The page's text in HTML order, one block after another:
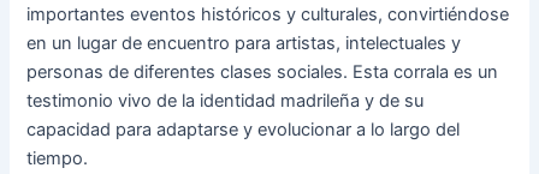
importantes eventos históricos y culturales, convirtiéndose
en un lugar de encuentro para artistas, intelectuales y
personas de diferentes clases sociales. Esta corrala es un
testimonio vivo de la identidad madrileña y de su
capacidad para adaptarse y evolucionar a lo largo del
tiempo.